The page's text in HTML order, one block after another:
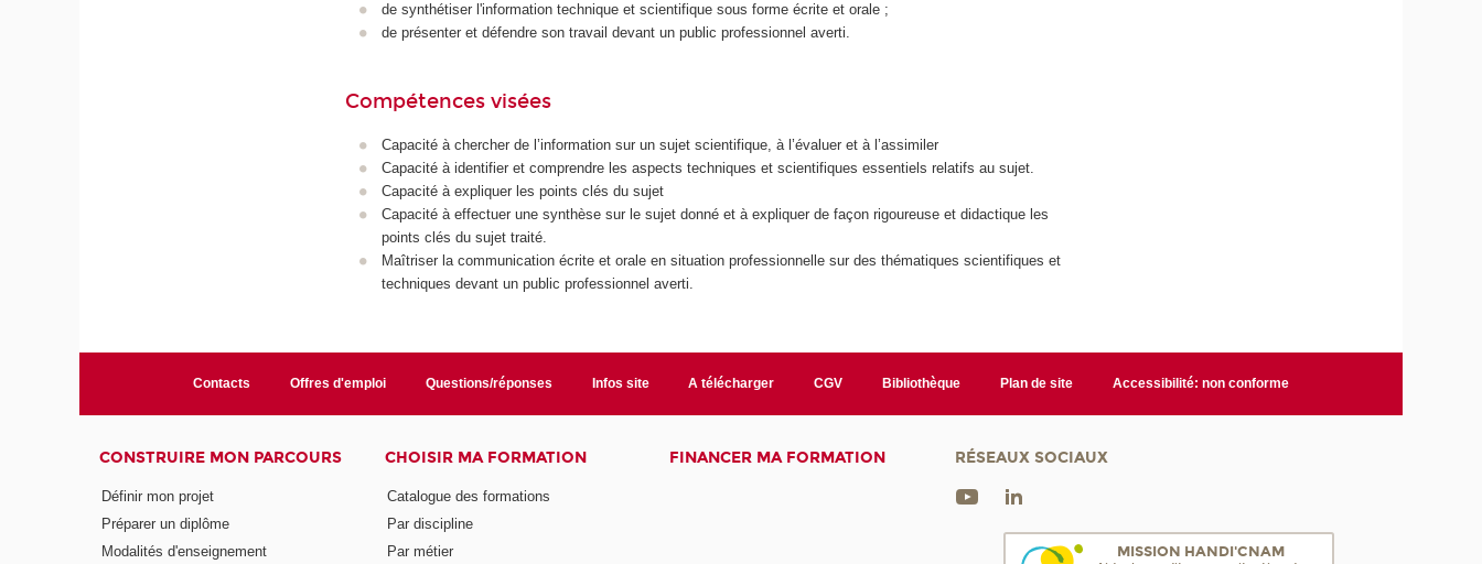
de synthétiser l'information technique et scientifique sous forme écrite et orale ;
de présenter et défendre son travail devant un public professionnel averti.
Compétences visées
Capacité à chercher de l’information sur un sujet scientifique, à l’évaluer et à l’assimiler
Capacité à identifier et comprendre les aspects techniques et scientifiques essentiels relatifs au sujet.
Capacité à expliquer les points clés du sujet
Capacité à effectuer une synthèse sur le sujet donné et à expliquer de façon rigoureuse et didactique les
points clés du sujet traité.
Maîtriser la communication écrite et orale en situation professionnelle sur des thématiques scientifiques et
techniques devant un public professionnel averti.
Contacts Offres d'emploi Questions/réponses Infos site A télécharger CGV Bibliothèque Plan de site Accessibilité: non conforme
CONSTRUIRE MON PARCOURS
Définir mon projet
Préparer un diplôme
Modalités d'enseignement
CHOISIR MA FORMATION
Catalogue des formations
Par discipline
Par métier
FINANCER MA FORMATION RÉSEAUX SOCIAUX
MISSION HANDI'CNAM